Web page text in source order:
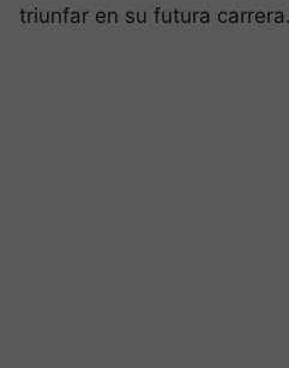
triunfar en su futura carrera.